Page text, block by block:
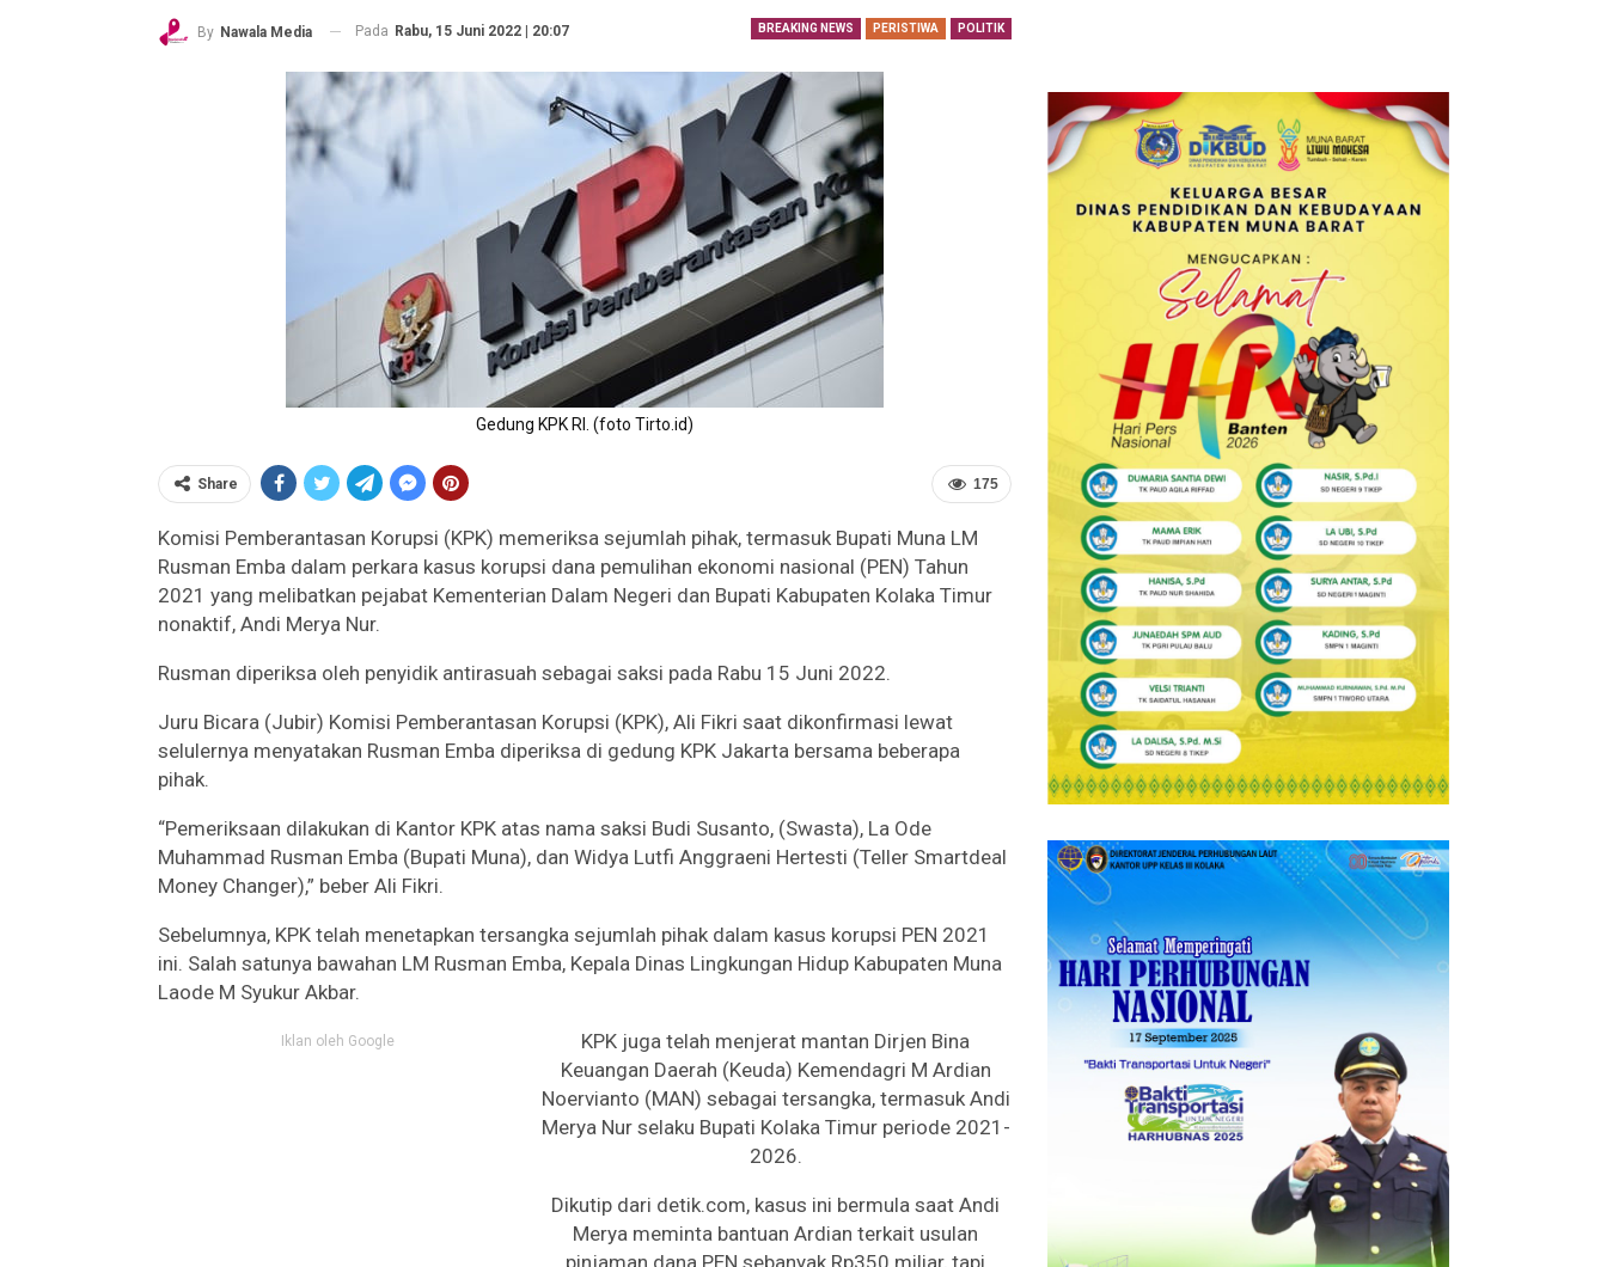
BREAKING NEWS PERISTIWA POLITIK
By Nawala Media Pada Rabu, 15 Juni 2022 | 20:07
Gedung KPK RI. (foto Tirto.id)
175
Share
Komisi Pemberantasan Korupsi (KPK) memeriksa sejumlah pihak, termasuk Bupati Muna LM
Rusman Emba dalam perkara kasus korupsi dana pemulihan ekonomi nasional (PEN) Tahun
2021 yang melibatkan pejabat Kementerian Dalam Negeri dan Bupati Kabupaten Kolaka Timur
nonaktif, Andi Merya Nur.
Rusman diperiksa oleh penyidik antirasuah sebagai saksi pada Rabu 15 Juni 2022.
Juru Bicara (Jubir) Komisi Pemberantasan Korupsi (KPK), Ali Fikri saat dikonfirmasi lewat
selulernya menyatakan Rusman Emba diperiksa di gedung KPK Jakarta bersama beberapa
pihak.
“Pemeriksaan dilakukan di Kantor KPK atas nama saksi Budi Susanto, (Swasta), La Ode
Muhammad Rusman Emba (Bupati Muna), dan Widya Lutfi Anggraeni Hertesti (Teller Smartdeal
Money Changer),” beber Ali Fikri.
Sebelumnya, KPK telah menetapkan tersangka sejumlah pihak dalam kasus korupsi PEN 2021
ini. Salah satunya bawahan LM Rusman Emba, Kepala Dinas Lingkungan Hidup Kabupaten Muna
Laode M Syukur Akbar.
Iklan oleh Google
KPK juga telah menjerat mantan Dirjen Bina
Keuangan Daerah (Keuda) Kemendagri M Ardian
Noervianto (MAN) sebagai tersangka, termasuk Andi
Merya Nur selaku Bupati Kolaka Timur periode 2021-
2026.
Dikutip dari detik.com, kasus ini bermula saat Andi
Merya meminta bantuan Ardian terkait usulan
pinjaman dana PEN sebanyak Rp350 miliar, tapi